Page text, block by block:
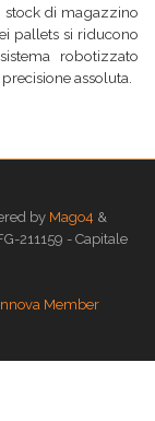
stock di magazzino
pallets si riducono
robotizzato
assoluta.
by Mago4 &
211159 - Capitale
Member